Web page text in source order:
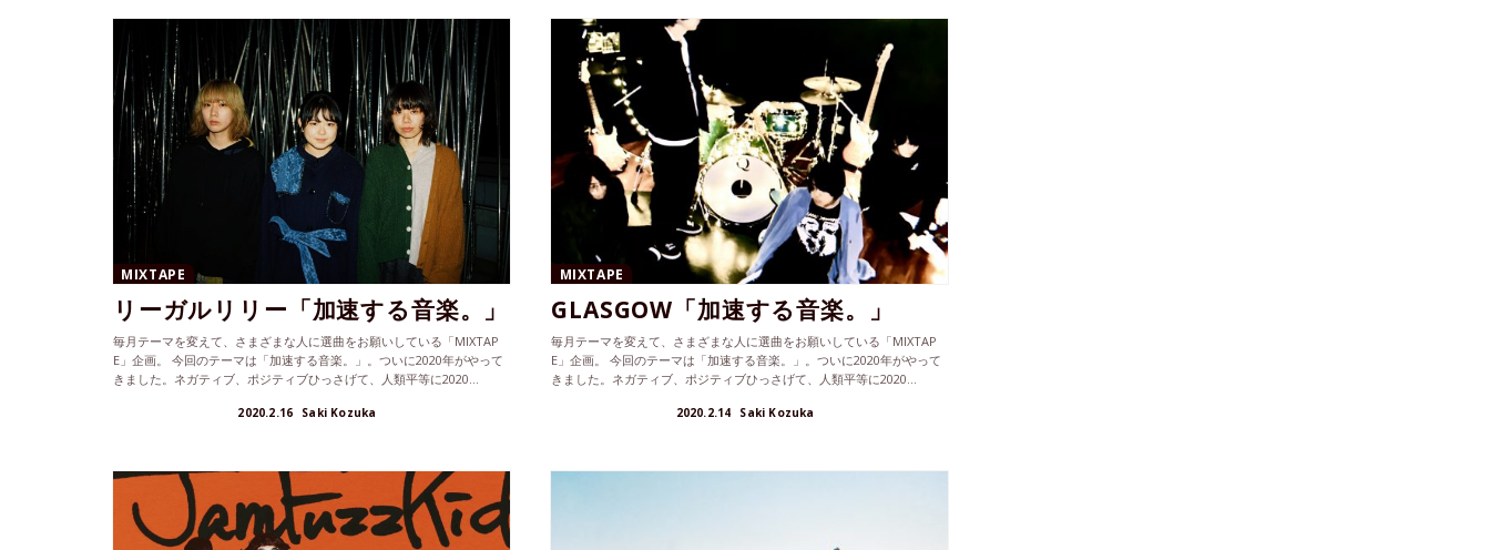
MIXTAPE
リーガルリリー「加速する音楽。」
毎月テーマを変えて、さまざまな人に選曲をお願いしている「MIXTAP
E」企画。 今回のテーマは「加速する音楽。」。ついに2020年がやって
きました。ネガティブ、ポジティブひっさげて、人類平等に2020...
2020.2.16 Saki Kozuka
MIXTAPE
GLASGOW「加速する音楽。」
毎月テーマを変えて、さまざまな人に選曲をお願いしている「MIXTAP
E」企画。 今回のテーマは「加速する音楽。」。ついに2020年がやって
きました。ネガティブ、ポジティブひっさげて、人類平等に2020...
2020.2.14 Saki Kozuka